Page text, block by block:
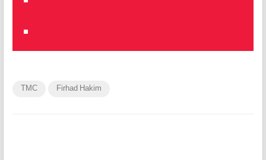
TMC Firhad Hakim